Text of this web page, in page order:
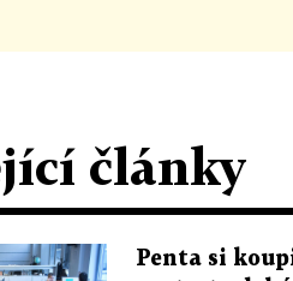
články
Penta si